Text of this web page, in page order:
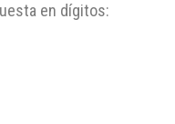
en dígitos: